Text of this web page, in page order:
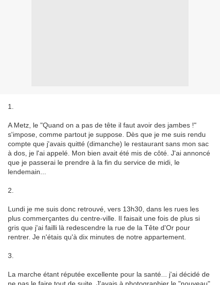
1.
A Metz, le "Quand on a pas de tête il faut avoir des jambes !"
s'impose, comme partout je suppose. Dès que je me suis rendu
compte que j'avais quitté (dimanche) le restaurant sans mon sac
à dos, je l'ai appelé. Mon bien avait été mis de côté. J'ai annoncé
que je passerai le prendre à la fin du service de midi, le
lendemain...
2.
Lundi je me suis donc retrouvé, vers 13h30, dans les rues les
plus commerçantes du centre-ville. Il faisait une fois de plus si
gris que j'ai failli là redescendre la rue de la Tête d'Or pour
rentrer. Je n'étais qu'à dix minutes de notre appartement.
3.
La marche étant réputée excellente pour la santé... j'ai décidé de